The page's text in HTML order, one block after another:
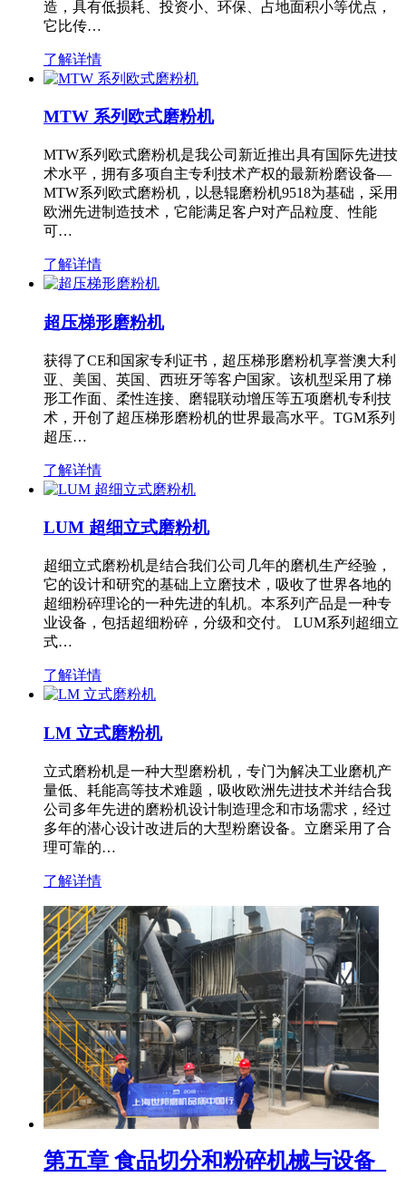
造，具有低损耗、投资小、环保、占地面积小等优点，
它比传…
了解详情
MTW 系列欧式磨粉机
MTW系列欧式磨粉机是我公司新近推出具有国际先进技
术水平，拥有多项自主专利技术产权的最新粉磨设备—
MTW系列欧式磨粉机，以悬辊磨粉机9518为基础，采用
欧洲先进制造技术，它能满足客户对产品粒度、性能
可…
了解详情
超压梯形磨粉机
获得了CE和国家专利证书，超压梯形磨粉机享誉澳大利
亚、美国、英国、西班牙等客户国家。该机型采用了梯
形工作面、柔性连接、磨辊联动增压等五项磨机专利技
术，开创了超压梯形磨粉机的世界最高水平。TGM系列
超压…
了解详情
LUM 超细立式磨粉机
超细立式磨粉机是结合我们公司几年的磨机生产经验，
它的设计和研究的基础上立磨技术，吸收了世界各地的
超细粉碎理论的一种先进的轧机。本系列产品是一种专
业设备，包括超细粉碎，分级和交付。 LUM系列超细立
式…
了解详情
LM 立式磨粉机
立式磨粉机是一种大型磨粉机，专门为解决工业磨机产
量低、耗能高等技术难题，吸收欧洲先进技术并结合我
公司多年先进的磨粉机设计制造理念和市场需求，经过
多年的潜心设计改进后的大型粉磨设备。立磨采用了合
理可靠的…
了解详情
第五章 食品切分和粉碎机械与设备_